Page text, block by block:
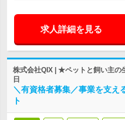
求人詳細を見る
株式会社QIX | ★ペットと飼い主
日
＼有資格者募集／事業を支
ト